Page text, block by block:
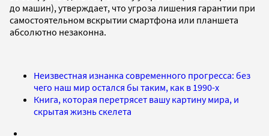
до машин), утверждает, что угроза лишения гарантии при
самостоятельном вскрытии смартфона или планшета
абсолютно незаконна.
Неизвестная изнанка современного прогресса: без
чего наш мир остался бы таким, как в 1990-х
Книга, которая перетрясет вашу картину мира, и
скрытая жизнь скелета